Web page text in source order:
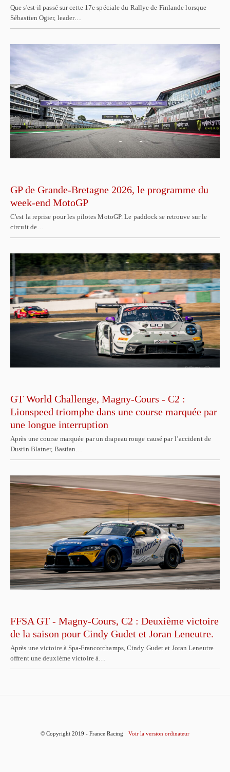
Que s'est-il passé sur cette 17e spéciale du Rallye de Finlande lorsque
Sébastien Ogier, leader…
GP de Grande-Bretagne 2026, le programme du
week-end MotoGP
C'est la reprise pour les pilotes MotoGP. Le paddock se retrouve sur le
circuit de…
GT World Challenge, Magny-Cours - C2 :
Lionspeed triomphe dans une course marquée par
une longue interruption
Après une course marquée par un drapeau rouge causé par l’accident de
Dustin Blatner, Bastian…
FFSA GT - Magny-Cours, C2 : Deuxième victoire
de la saison pour Cindy Gudet et Joran Leneutre.
Après une victoire à Spa-Francorchamps, Cindy Gudet et Joran Leneutre
offrent une deuxième victoire à…
© Copyright 2019 - France Racing Voir la version ordinateur